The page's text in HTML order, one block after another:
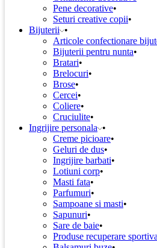
Pene decorative
Seturi creative copii
Bijuterii
Articole confectionare
Bijuterii pentru nunta
Bratari
Brelocuri
Brose
Cercei
Coliere
Cruciulite
Ingrijire personala
Creme picioare
Geluri de dus
Ingrijire barbati
Lotiuni corp
Masti fata
Parfumuri
Sampoane si masti
Sapunuri
Sare de baie
Produse recuperare sportiva